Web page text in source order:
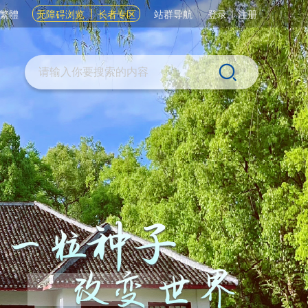
繁體 无障碍浏览 长者专区 站群导航 登录|注册